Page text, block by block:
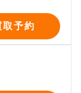
取予約